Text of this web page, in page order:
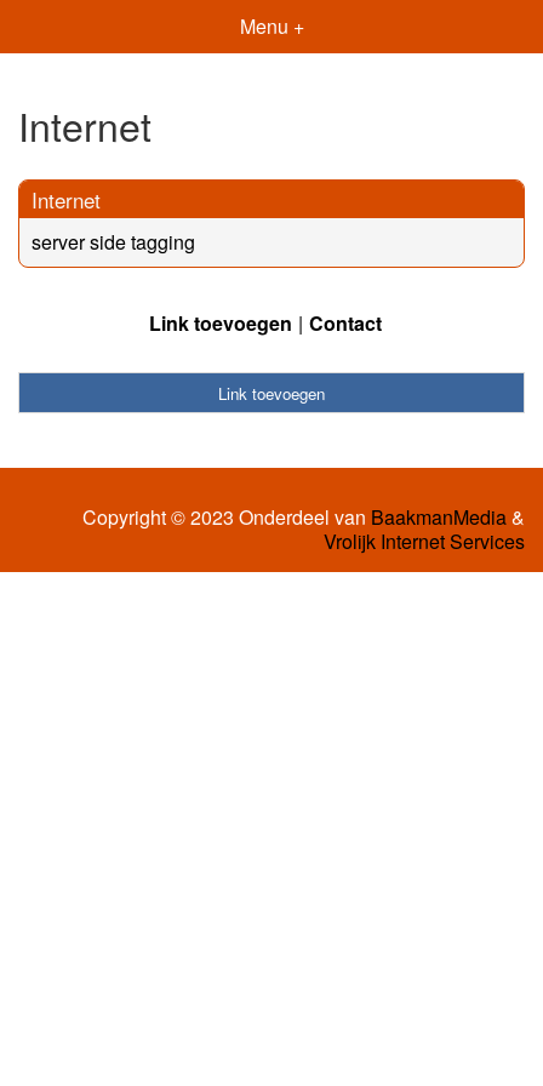
Menu +
Internet
Internet
server side tagging
Link toevoegen Contact
Link toevoegen
Copyright © 2023 Onderdeel van BaakmanMedia&
Vrolijk Internet Services